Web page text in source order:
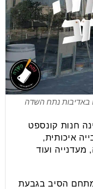
באדיבות נתח השדה
חנות קונספט
איכותית,
ועוד
הסיב בגבעת